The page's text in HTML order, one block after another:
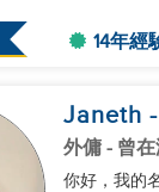
14年經
Janeth
外傭 - 曾
你好，我的